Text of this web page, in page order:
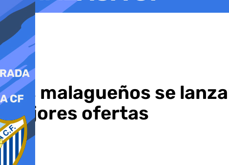
Los malagueños se
mejores ofertas